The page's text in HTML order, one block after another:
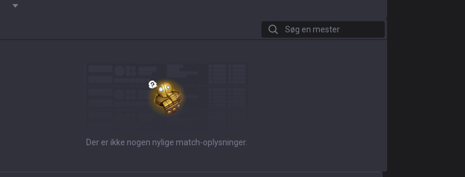
Søg en mester
Der er ikke nogen nylige match-oplysninger.